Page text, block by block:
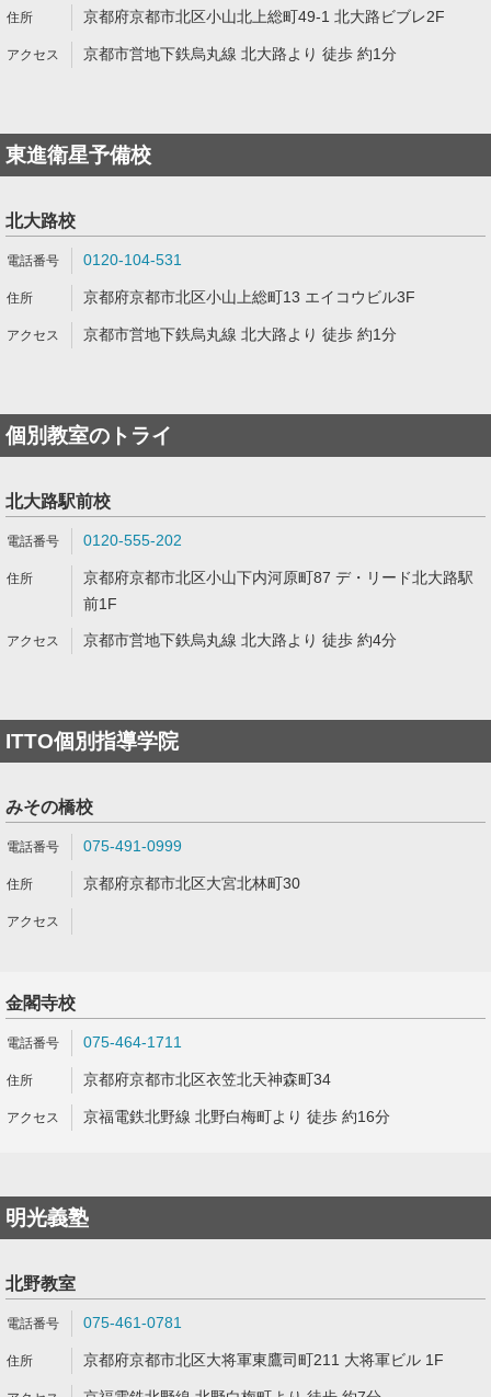
京都府京都市北区小山北上総町49-1 北大路ビブレ2F
京都市営地下鉄烏丸線 北大路より 徒歩 約1分
東進衛星予備校
北大路校
0120-104-531
京都府京都市北区小山上総町13 エイコウビル3F
京都市営地下鉄烏丸線 北大路より 徒歩 約1分
個別教室のトライ
北大路駅前校
0120-555-202
京都府京都市北区小山下内河原町87 デ・リード北大路駅
前1F
京都市営地下鉄烏丸線 北大路より 徒歩 約4分
ITTO個別指導学院
みその橋校
075-491-0999
京都府京都市北区大宮北林町30
金閣寺校
075-464-1711
京都府京都市北区衣笠北天神森町34
京福電鉄北野線 北野白梅町より 徒歩 約16分
明光義塾
北野教室
075-461-0781
京都府京都市北区大将軍東鷹司町211 大将軍ビル 1F